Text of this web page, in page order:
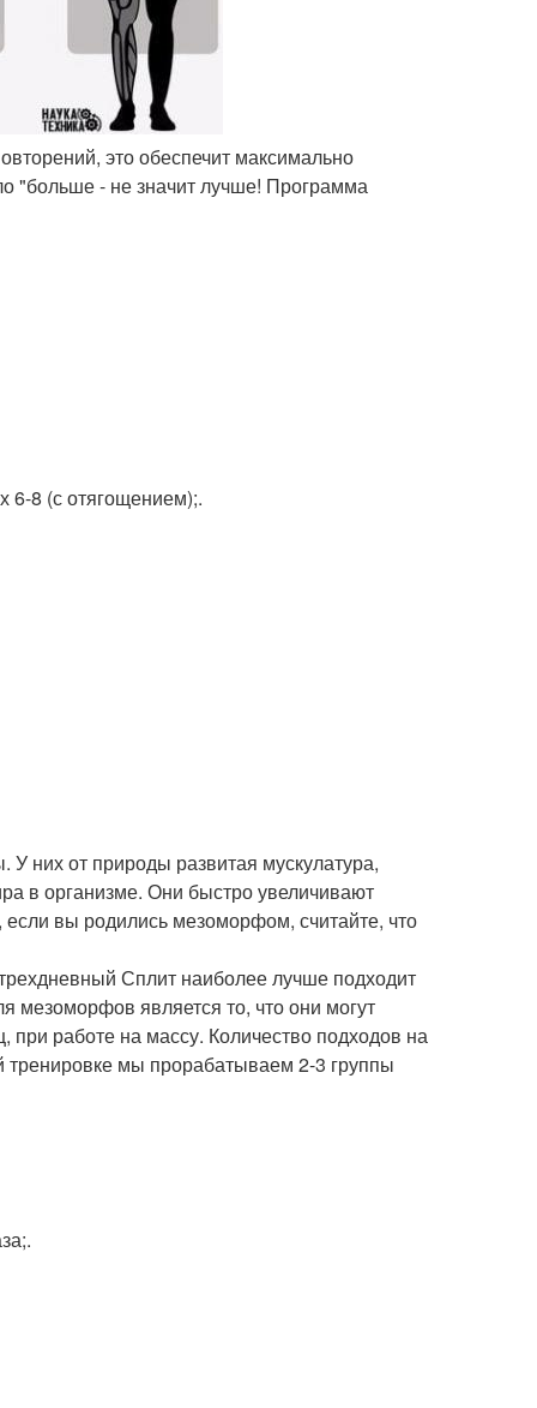
это обеспечит максимально
"больше - не значит лучше! Программа
6-8 (с отягощением);.
них от природы развитая мускулатура,
в организме. Они быстро увеличивают
вы родились мезоморфом, считайте, что
Сплит наиболее лучше подходит
является то, что они могут
работе на массу. Количество подходов на
мы прорабатываем 2-3 группы